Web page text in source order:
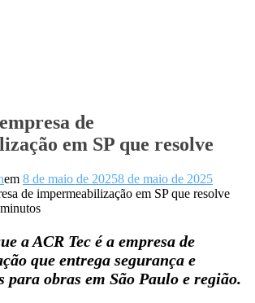
de
em SP que resolve
em 8 de maio de 20258 de maio de 2025
minutos
a ACR Tec é a empresa de
que entrega segurança e
para obras em São Paulo e região.